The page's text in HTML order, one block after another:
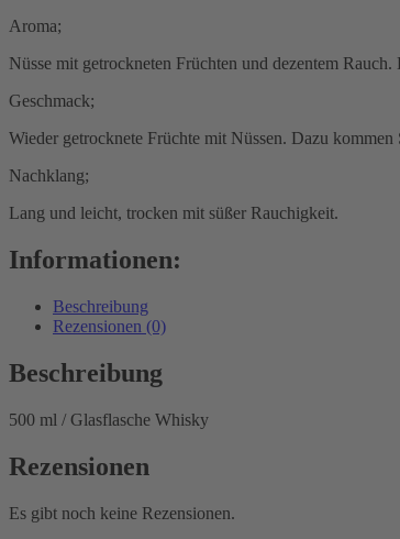
Aroma;
Nüsse mit getrockneten Früchten und dezentem
Geschmack;
Wieder getrocknete Früchte mit Nüssen. Dazu kommen
Nachklang;
Lang und leicht, trocken mit süßer Rauchigkeit.
Informationen:
Beschreibung
Rezensionen (0)
Beschreibung
500 ml / Glasflasche Whisky
Rezensionen
Es gibt noch keine Rezensionen.